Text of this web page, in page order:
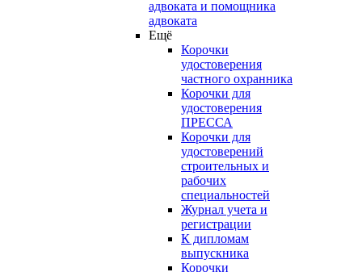
адвоката и помощника
адвоката
Ещё
Корочки
удостоверения
частного охранника
Корочки для
удостоверения
ПРЕССА
Корочки для
удостоверений
строительных и
рабочих
специальностей
Журнал учета и
регистрации
К дипломам
выпускника
Корочки